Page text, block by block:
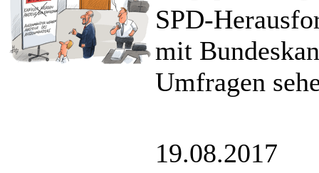
SPD-
mit
Umfragen
19.08.2017